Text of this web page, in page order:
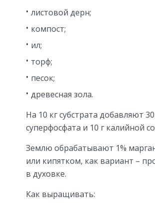
листовой дерн;
компост;
ил;
торф;
песок;
древесная зола.
На 10 кг субстрата добавляют
суперфосфата и 10 г калийной
Землю обрабатывают 1%
или кипятком, как вариант –
в духовке.
Как выращивать: